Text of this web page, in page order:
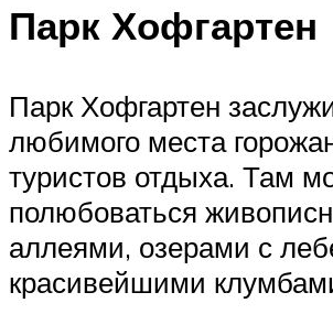
Парк Хофгартен
Парк Хофгартен
любимого места
туристов отдыха. Там
полюбоваться
аллеями, озерами с
красивейшими